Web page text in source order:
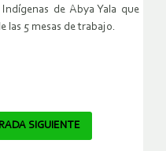
de Abya Yala que
las 5 mesas de trabajo.
SIGUIENTE